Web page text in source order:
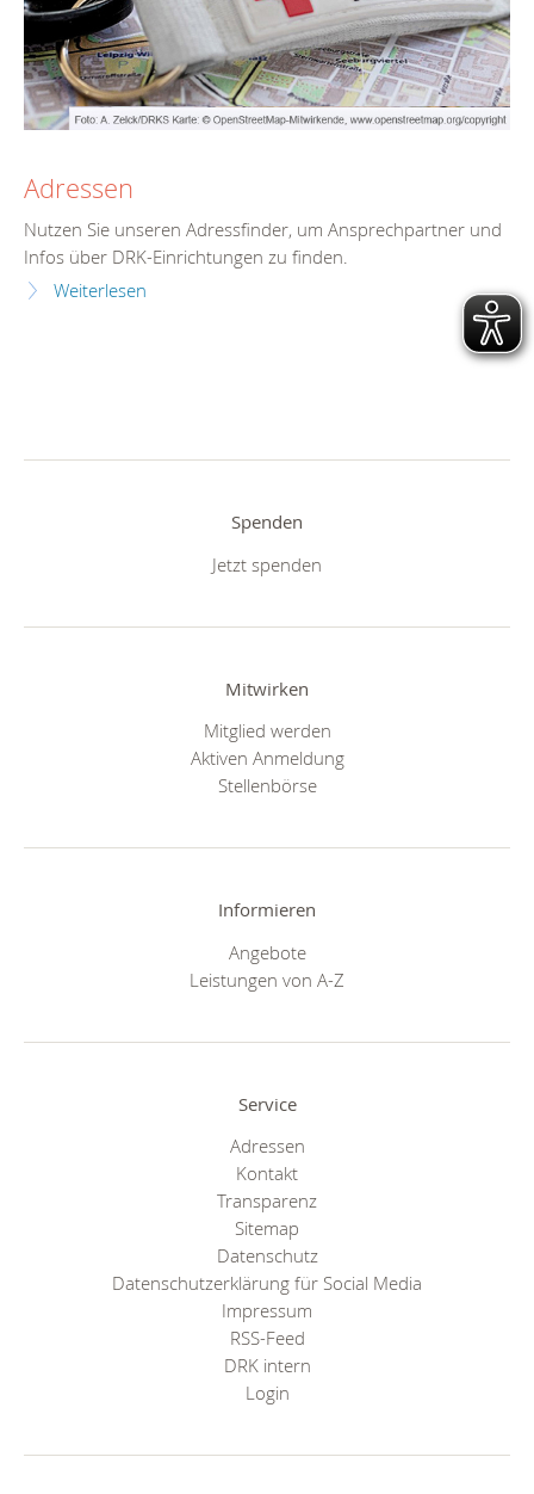
Adressen
Nutzen Sie unseren Adressfinder, um Ansprechpartner und
Infos über DRK-Einrichtungen zu finden.
Weiterlesen
Spenden
Jetzt spenden
Mitwirken
Mitglied werden
Aktiven Anmeldung
Stellenbörse
Informieren
Angebote
Leistungen von A-Z
Service
Adressen
Kontakt
Transparenz
Sitemap
Datenschutz
Datenschutzerklärung für Social Media
Impressum
RSS-Feed
DRK intern
Login